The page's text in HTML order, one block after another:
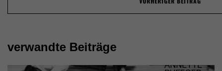
verwandte Beiträge